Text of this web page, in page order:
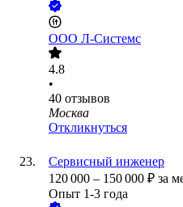
ООО Л-Системс
4.8
•
40 отзывов
Москва
Откликнуться
Сервисный инженер
120 000 – 150 000 ₽ за
Опыт 1-3 года